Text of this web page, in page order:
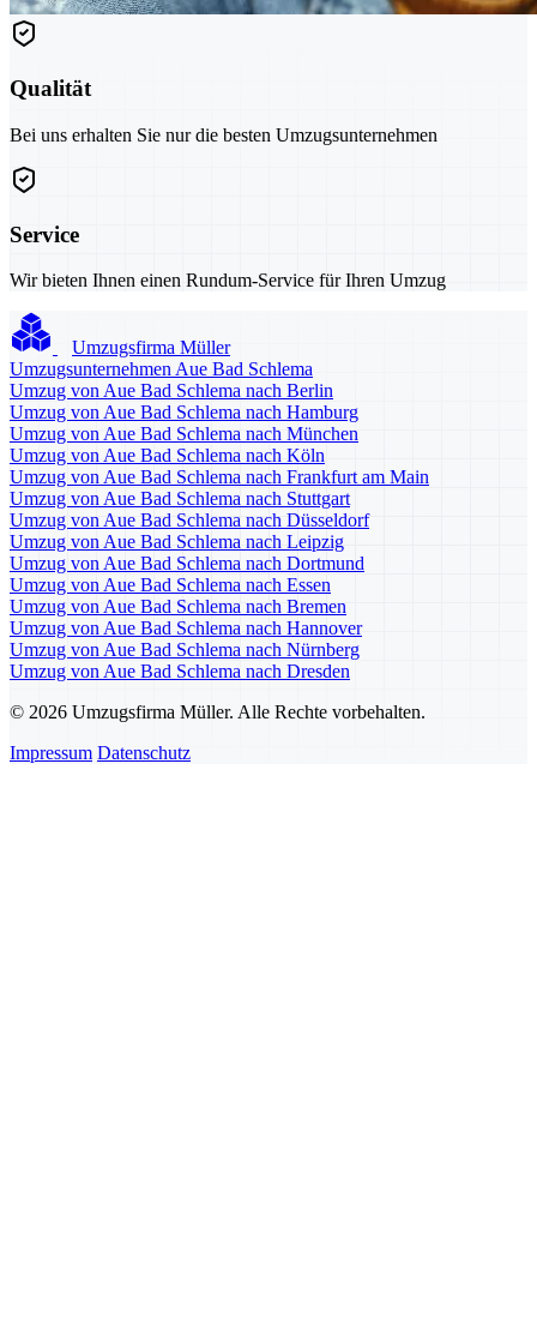
Qualität
Bei uns erhalten Sie nur die besten Umzugsunternehmen
Service
Wir bieten Ihnen einen Rundum-Service für Ihren Umzug
Umzugsfirma Müller
Umzugsunternehmen Aue Bad Schlema
Umzug von Aue Bad Schlema nach Berlin
Umzug von Aue Bad Schlema nach Hamburg
Umzug von Aue Bad Schlema nach München
Umzug von Aue Bad Schlema nach Köln
Umzug von Aue Bad Schlema nach Frankfurt am Main
Umzug von Aue Bad Schlema nach Stuttgart
Umzug von Aue Bad Schlema nach Düsseldorf
Umzug von Aue Bad Schlema nach Leipzig
Umzug von Aue Bad Schlema nach Dortmund
Umzug von Aue Bad Schlema nach Essen
Umzug von Aue Bad Schlema nach Bremen
Umzug von Aue Bad Schlema nach Hannover
Umzug von Aue Bad Schlema nach Nürnberg
Umzug von Aue Bad Schlema nach Dresden
© 2026 Umzugsfirma Müller. Alle Rechte vorbehalten.
Impressum Datenschutz